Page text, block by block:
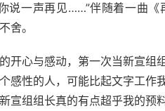
一声再见……”伴随着一曲《
舍。
心与感动，第一次当新宣组
感性的人，可能比起文字工作
宣组组长真的有点超乎我的预